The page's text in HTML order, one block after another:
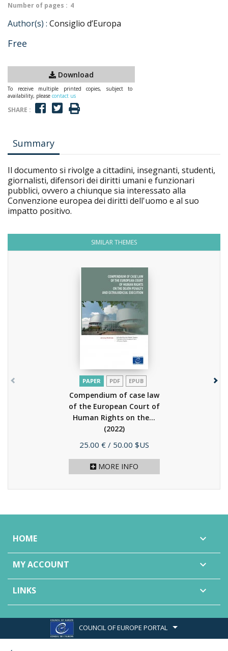
Number of pages : 4
Author(s) : Consiglio d’Europa
Free
Download
To receive multiple printed copies, subject to
availability, please contact us
SHARE :
Summary
Il documento si rivolge a cittadini, insegnanti, studenti,
giornalisti, difensori dei diritti umani e funzionari
pubblici, ovvero a chiunque sia interessato alla
Convenzione europea dei diritti dell'uomo e al suo
impatto positivo.
SIMILAR THEMES
PAPER PDF EPUB
Compendium of case law
of the European Court of
Human Rights on the...
(2022)
Price
25.00 € / 50.00 $US
MORE INFO
HOME 
MY ACCOUNT 
LINKS 
COUNCIL OF EUROPE PORTAL